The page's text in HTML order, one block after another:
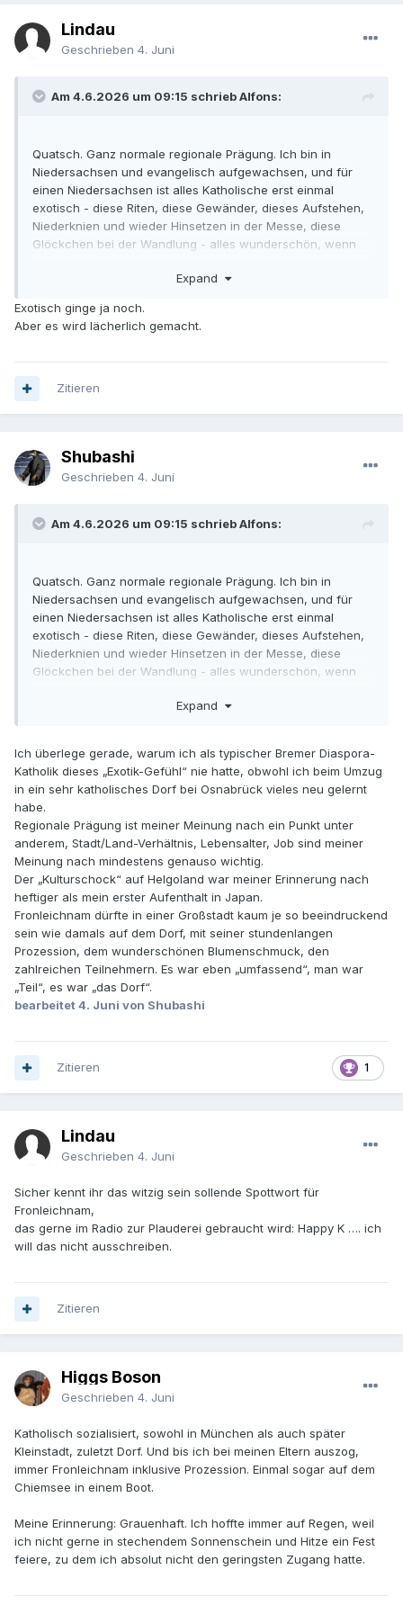
Lindau
Geschrieben 4. Juni
Am 4.6.2026 um 09:15 schrieb Alfons:
Quatsch. Ganz normale regionale Prägung. Ich bin in
Niedersachsen und evangelisch aufgewachsen, und für
einen Niedersachsen ist alles Katholische erst einmal
exotisch - diese Riten, diese Gewänder, dieses Aufstehen,
Niederknien und wieder Hinsetzen in der Messe, diese
Glöckchen bei der Wandlung - alles wunderschön, wenn
ersten Mal halt so fremd, als sei man gerade auf Hawaii
Expand
Exotisch ginge ja noch.
Aber es wird lächerlich gemacht.
Zitieren
Shubashi
Geschrieben 4. Juni
Am 4.6.2026 um 09:15 schrieb Alfons:
Quatsch. Ganz normale regionale Prägung. Ich bin in
Niedersachsen und evangelisch aufgewachsen, und für
einen Niedersachsen ist alles Katholische erst einmal
exotisch - diese Riten, diese Gewänder, dieses Aufstehen,
Niederknien und wieder Hinsetzen in der Messe, diese
Glöckchen bei der Wandlung - alles wunderschön, wenn
ersten Mal halt so fremd, als sei man gerade auf Hawaii
Habe ich schon mal erzählt, wie ich, frisch im Rheinland
angekommen, eine alte Dame auf dem Marktplatz höflich
darauf aufmerksam gemacht habe, dass sie Schmutz an
der Stirn habe? Ob ich ihr ein Taschentuch ... Meine
Kollegen haben sich scheckig gelacht über den
unwissenden Eingeborenen nördlicher Gefilde, der das
Wort Aschenkreuz noch nie im Leben gehört hatte.
Expand
Ich überlege gerade, warum ich als typischer Bremer Diaspora-
Katholik dieses „Exotik-Gefühl“ nie hatte, obwohl ich beim Umzug
in ein sehr katholisches Dorf bei Osnabrück vieles neu gelernt
habe.
Regionale Prägung ist meiner Meinung nach ein Punkt unter
anderem, Stadt/Land-Verhältnis, Lebensalter, Job sind meiner
Meinung nach mindestens genauso wichtig.
Der „Kulturschock“ auf Helgoland war meiner Erinnerung nach
heftiger als mein erster Aufenthalt in Japan.
Fronleichnam dürfte in einer Großstadt kaum je so beeindruckend
sein wie damals auf dem Dorf, mit seiner stundenlangen
Prozession, dem wunderschönen Blumenschmuck, den
zahlreichen Teilnehmern. Es war eben „umfassend“, man war
„Teil“, es war „das Dorf“.
bearbeitet4. Juni von Shubashi
1
Zitieren
Lindau
Geschrieben 4. Juni
Sicher kennt ihr das witzig sein sollende Spottwort für
Fronleichnam,
das gerne im Radio zur Plauderei gebraucht wird: Happy K …. ich
will das nicht ausschreiben.
Zitieren
Higgs Boson
Geschrieben 4. Juni
Katholisch sozialisiert, sowohl in München als auch später
Kleinstadt, zuletzt Dorf. Und bis ich bei meinen Eltern auszog,
immer Fronleichnam inklusive Prozession. Einmal sogar auf dem
Chiemsee in einem Boot.
Meine Erinnerung: Grauenhaft. Ich hoffte immer auf Regen, weil
ich nicht gerne in stechendem Sonnenschein und Hitze ein Fest
feiere, zu dem ich absolut nicht den geringsten Zugang hatte.